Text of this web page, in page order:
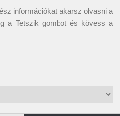
információkat akarsz olvasni a
a Tetszik gombot és kövess a